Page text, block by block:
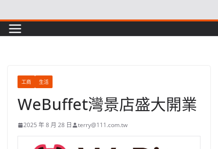
to
content
工商 生活
WeBuffet灣景店盛大開業
2025 年 8 月 28 日 terry@111.com.tw